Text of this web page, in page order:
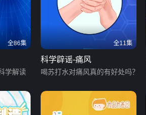
全86集
学解读
全11集
科学辟谣-痛风
喝苏打水对痛风真的有好处吗？